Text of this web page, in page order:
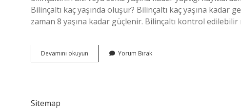
Bilinçaltı kaç yaşında oluşur? Bilinçaltı kaç yaşına kadar
zaman 8 yaşına kadar güçlenir. Bilinçaltı kontrol
Devamını okuyun Bilinçaltı
Kaç
Yorum Bırak
Sitemap